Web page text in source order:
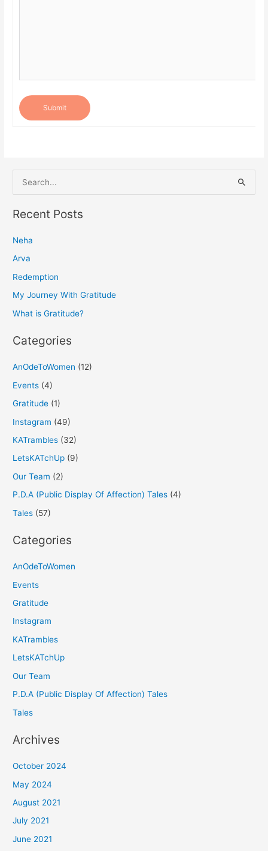
Submit
e
a
c
h
f
o
Recent Posts
Neha
Arva
Redemption
My Journey With Gratitude
What is Gratitude?
Categories
AnOdeToWomen (12)
Events (4)
Gratitude (1)
Instagram (49)
KATrambles (32)
LetsKATchUp (9)
Our Team (2)
P.D.A (Public Display Of Affection) Tales (4)
Tales (57)
Categories
AnOdeToWomen
Events
Gratitude
Instagram
KATrambles
LetsKATchUp
Our Team
P.D.A (Public Display Of Affection) Tales
Tales
Archives
October 2024
May 2024
August 2021
July 2021
June 2021